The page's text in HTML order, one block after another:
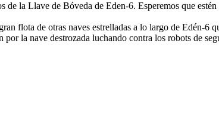
la Llave de Bóveda de Eden-6. Esperemos que
flota de otras naves estrelladas a lo largo de Edén-6
la nave destrozada luchando contra los robots de